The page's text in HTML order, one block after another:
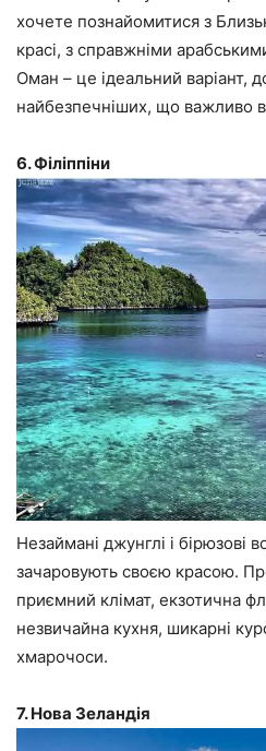
хочете познайомитися з
красі, з справжніми
Оман – це ідеальний варіант,
найбезпечніших, що важливо в
6. Філіппіни
Незаймані джунглі і бірюзові
зачаровують своєю красою.
приємний клімат, екзотична
незвичайна кухня, шикарні
хмарочоси.
7. Нова Зеландія